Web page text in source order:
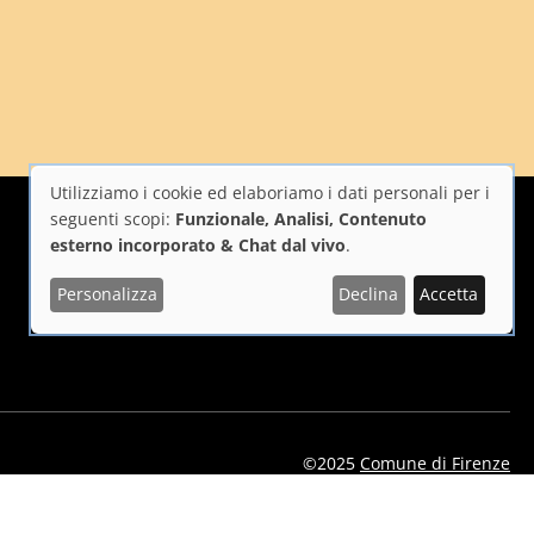
Repubblica Italiana Unione Europea
©2025 Comune di Firenze
Utilizzo
dei
dati
e
dei
Utilizziamo i cookie ed elaboriamo i dati personali per i
seguenti scopi: Funzionale, Analisi, Contenuto
esterno incorporato & Chat dal vivo.
Personalizza Declina Accetta